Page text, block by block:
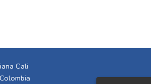
Cali